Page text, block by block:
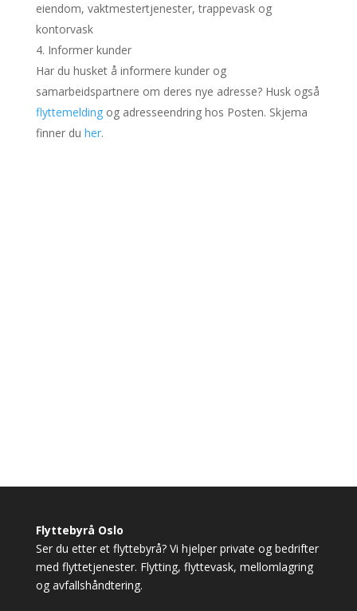
eiendom, vaktmestertjenester, trappevask og
kontorvask
Informer kunder
Har du husket å informere kunder og
samarbeidspartnere om deres nye adresse? Husk også
flyttemeldingog adresseendring hos Posten. Skjema
finner du her.
Flyttebyrå Oslo
Ser du etter et flyttebyrå? Vi hjelper private og bedrifter
med flyttetjenester. Flytting, flyttevask, mellomlagring
og avfallshåndtering.